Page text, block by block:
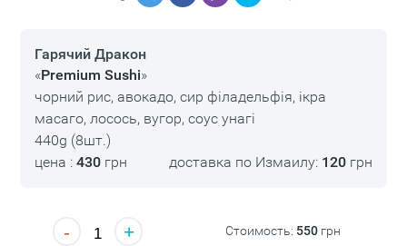
Гарячий Дракон
«Premium Sushi»
чорний рис, авокадо, сир філадельфія, ікра
масаго, лосось, вугор, соус унагі
440g (8шт.)
цена : 430грн доставка по Измаилу: 120 грн
- + Стоимость: 550 грн